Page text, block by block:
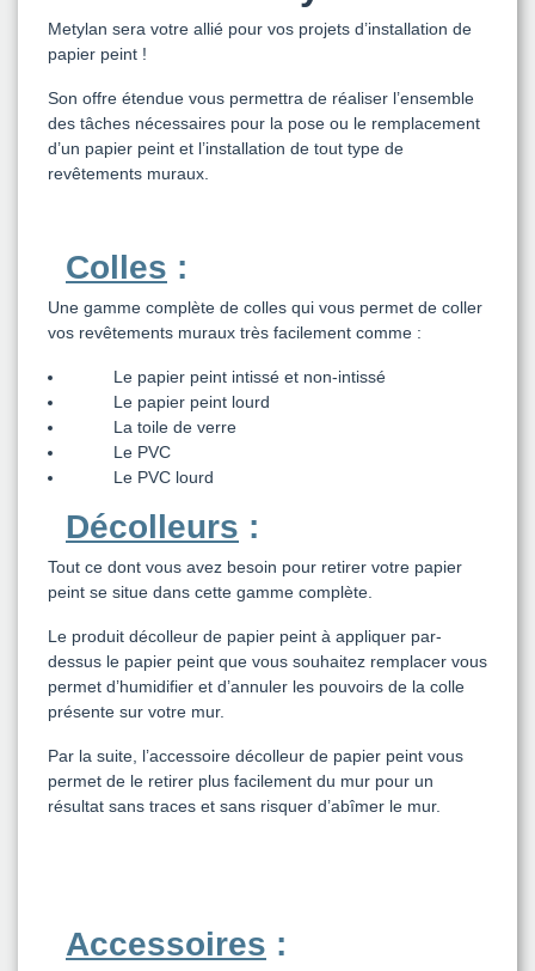
Metylan sera votre allié pour vos projets d’installation de
papier peint !
Son offre étendue vous permettra de réaliser l’ensemble
des tâches nécessaires pour la pose ou le remplacement
d’un papier peint et l’installation de tout type de
revêtements muraux.
Colles :
Une gamme complète de colles qui vous permet de coller
vos revêtements muraux très facilement comme :
Le papier peint intissé et non-intissé
Le papier peint lourd
La toile de verre
Le PVC
Le PVC lourd
Décolleurs :
Tout ce dont vous avez besoin pour retirer votre papier
peint se situe dans cette gamme complète.
Le produit décolleur de papier peint à appliquer par-
dessus le papier peint que vous souhaitez remplacer vous
permet d’humidifier et d’annuler les pouvoirs de la colle
présente sur votre mur.
Par la suite, l’accessoire décolleur de papier peint vous
permet de le retirer plus facilement du mur pour un
résultat sans traces et sans risquer d’abîmer le mur.
Accessoires :